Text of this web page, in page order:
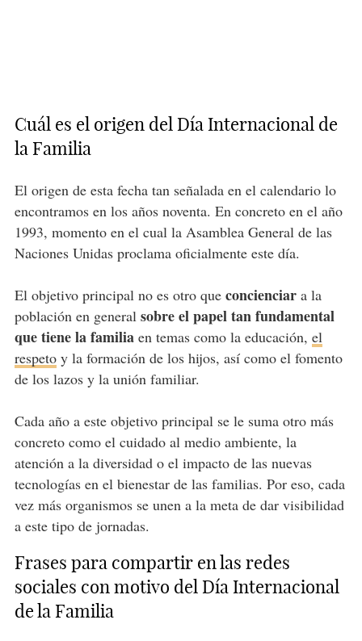
Cuál es el origen del Día Internacional de
la Familia
El origen de esta fecha tan señalada en el calendario lo
encontramos en los años noventa. En concreto en el año
1993, momento en el cual la Asamblea General de las
Naciones Unidas proclama oficialmente este día.
El objetivo principal no es otro que concienciara la
población en general sobre el papel tan fundamental
que tiene la familiaen temas como la educación, el
respetoy la formación de los hijos, así como el fomento
de los lazos y la unión familiar.
Cada año a este objetivo principal se le suma otro más
concreto como el cuidado al medio ambiente, la
atención a la diversidad o el impacto de las nuevas
tecnologías en el bienestar de las familias. Por eso, cada
vez más organismos se unen a la meta de dar visibilidad
a este tipo de jornadas.
Frases para compartir en las redes
sociales con motivo del Día Internacional
de la Familia